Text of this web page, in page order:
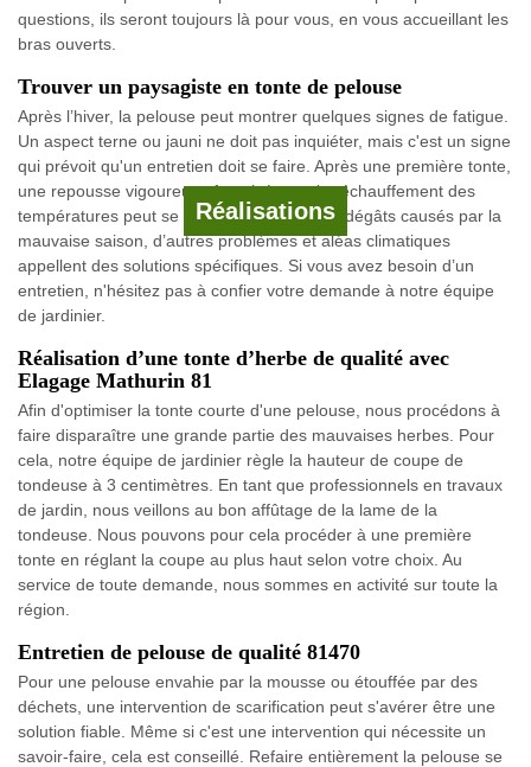
Réalisations
questions, ils seront toujours là pour vous, en vous accueillant les
bras ouverts.
Trouver un paysagiste en tonte de pelouse
Après l’hiver, la pelouse peut montrer quelques signes de fatigue.
Un aspect terne ou jauni ne doit pas inquiéter, mais c'est un signe
qui prévoit qu'un entretien doit se faire. Après une première tonte,
une repousse vigoureuse favorisée par le réchauffement des
températures peut se manifester. Outre les dégâts causés par la
mauvaise saison, d’autres problèmes et aléas climatiques
appellent des solutions spécifiques. Si vous avez besoin d’un
entretien, n'hésitez pas à confier votre demande à notre équipe
de jardinier.
Réalisation d’une tonte d’herbe de qualité avec
Elagage Mathurin 81
Afin d'optimiser la tonte courte d'une pelouse, nous procédons à
faire disparaître une grande partie des mauvaises herbes. Pour
cela, notre équipe de jardinier règle la hauteur de coupe de
tondeuse à 3 centimètres. En tant que professionnels en travaux
de jardin, nous veillons au bon affûtage de la lame de la
tondeuse. Nous pouvons pour cela procéder à une première
tonte en réglant la coupe au plus haut selon votre choix. Au
service de toute demande, nous sommes en activité sur toute la
région.
Entretien de pelouse de qualité 81470
Pour une pelouse envahie par la mousse ou étouffée par des
déchets, une intervention de scarification peut s'avérer être une
solution fiable. Même si c'est une intervention qui nécessite un
savoir-faire, cela est conseillé. Refaire entièrement la pelouse se